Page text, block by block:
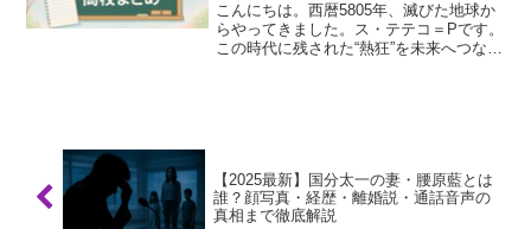
こんにちは。西暦5805年、滅びた地球か
らやってきました。ス・テテコ＝Pです。
この時代に残された“熱狂”を未来へつなぐ
【2025最新】国分太一の妻・腰原藍とは
誰？顔写真・経歴・離婚説・通話音声の
真相まで徹底解説